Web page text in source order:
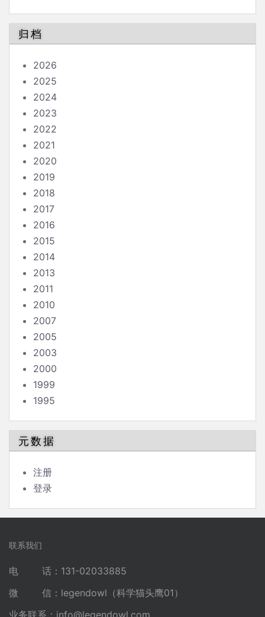
归档
2026
2025
2024
2023
2022
2021
2020
2019
2018
2017
2016
2015
2014
2013
2011
2010
2007
2005
2003
2000
1999
1995
元数据
注册
登录
联系我们
电 话：131-02033885
微 信：legendowl（科学猫头鹰01）
业务联系： info@legendowl.com